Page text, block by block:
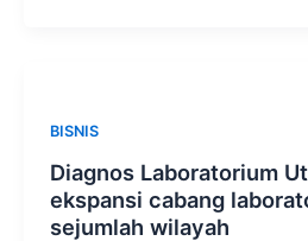
BISNIS
Diagnos Laboratorium
ekspansi cabang
sejumlah wilayah